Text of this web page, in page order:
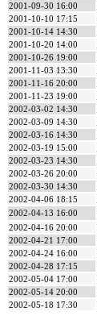
2001-09-30 16:00
2001-10-10 17:15
2001-10-14 14:30
2001-10-20 14:00
2001-10-26 19:00
2001-11-03 13:30
2001-11-16 20:00
2001-11-23 19:00
2002-03-02 14:30
2002-03-09 14:30
2002-03-16 14:30
2002-03-19 15:00
2002-03-23 14:30
2002-03-26 20:00
2002-03-30 14:30
2002-04-06 18:15
2002-04-13 16:00
2002-04-16 20:00
2002-04-21 17:00
2002-04-24 16:00
2002-04-28 17:15
2002-05-04 17:00
2002-05-14 20:00
2002-05-18 17:30